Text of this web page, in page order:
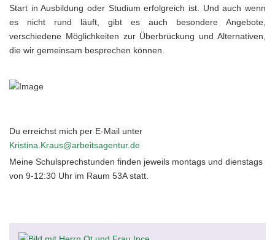
Start in Ausbildung oder Studium erfolgreich ist. Und auch wenn
es nicht rund läuft, gibt es auch besondere Angebote,
verschiedene Möglichkeiten zur Überbrückung und Alternativen,
die wir gemeinsam besprechen können.
Du erreichst mich per E-Mail unter
Kristina.Kraus@arbeitsagentur.de
Meine Schulsprechstunden finden jeweils montags und dienstags
von 9-12:30 Uhr im Raum 53A statt.